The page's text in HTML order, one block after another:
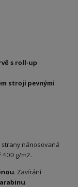
s roll-up
stroji pevnými
strany nánosovaná
400 g/m2.
. Zavírání
.